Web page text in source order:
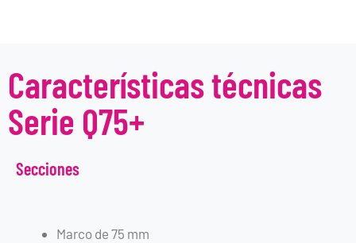
Características técnicas
Serie Q75+
Secciones
Marco de 75 mm